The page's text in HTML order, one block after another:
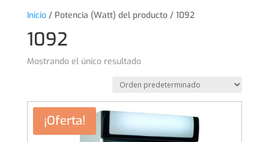
Inicio/ Potencia (Watt) del producto / 1092
1092
Mostrando el único resultado
¡Oferta!